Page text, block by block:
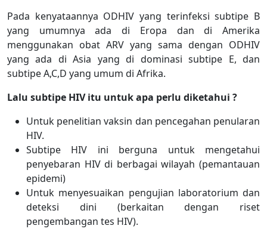
Pada kenyataannya ODHIV yang terinfeksi subtipe B
yang umumnya ada di Eropa dan di Amerika
menggunakan obat ARV yang sama dengan ODHIV
yang ada di Asia yang di dominasi subtipe E, dan
subtipe A,C,D yang umum di Afrika.
Lalu subtipe HIV itu untuk apa perlu diketahui ?
Untuk penelitian vaksin dan pencegahan penularan
HIV.
Subtipe HIV ini berguna untuk mengetahui
penyebaran HIV di berbagai wilayah (pemantauan
epidemi)
Untuk menyesuaikan pengujian laboratorium dan
deteksi dini (berkaitan dengan riset
pengembangan tes HIV).